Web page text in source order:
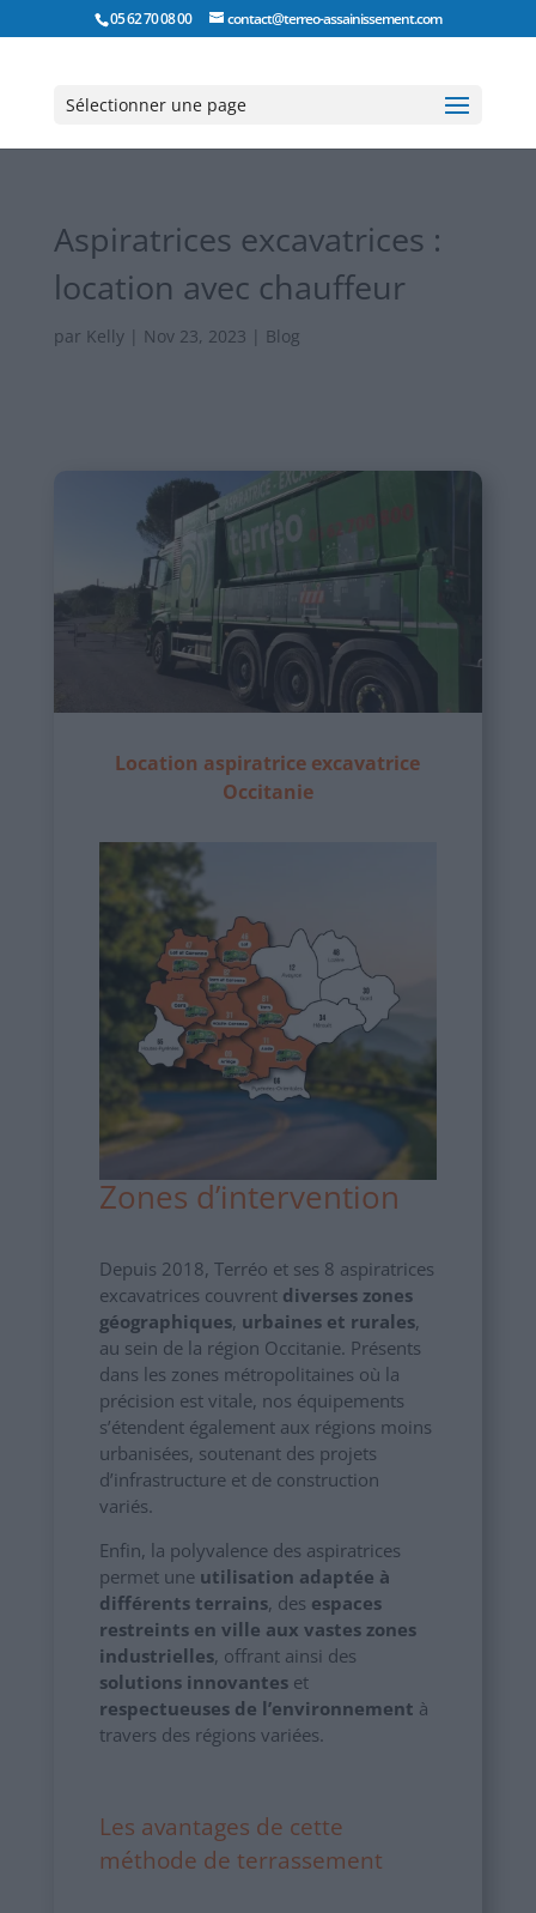
05 62 70 08 00 contact@terreo-assainissement.com
Sélectionner une page
Aspiratrices excavatrices :
location avec chauffeur
par Kelly| Nov 23, 2023 | Blog
Location aspiratrice excavatrice
Occitanie
Zones d’intervention
Depuis 2018, Terréo et ses 8 aspiratrices
excavatrices couvrentdiverses zones
géographiques, urbaines et rurales,
au sein de la région Occitanie. Présents
dans les zones métropolitaines où la
précision est vitale, nos équipements
s’étendent également aux régions moins
urbanisées, soutenant des projets
d’infrastructure et de construction
variés.
Enfin, la polyvalence des aspiratrices
permet uneutilisation adaptée à
différents terrains, des espaces
restreints en ville aux vastes zones
industrielles, offrant ainsi des
solutions innovantes et
respectueuses de l’environnement à
travers des régions variées.
Les avantages de cette
méthode de terrassement